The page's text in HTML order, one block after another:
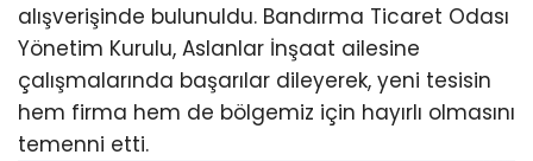
alışverişinde bulunuldu. Bandırma Ticaret Odası
Yönetim Kurulu, Aslanlar İnşaat ailesine
çalışmalarında başarılar dileyerek, yeni tesisin
hem firma hem de bölgemiz için hayırlı olmasını
temenni etti.